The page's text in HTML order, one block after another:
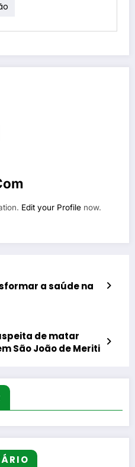
Edit your Profile now.
a saúde na
de matar
São João de Meriti